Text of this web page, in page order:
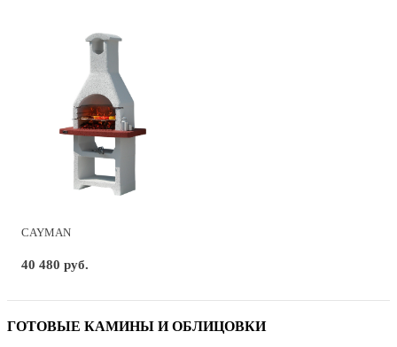
CAYMAN
40 480 руб.
ГОТОВЫЕ КАМИНЫ И ОБЛИЦОВКИ